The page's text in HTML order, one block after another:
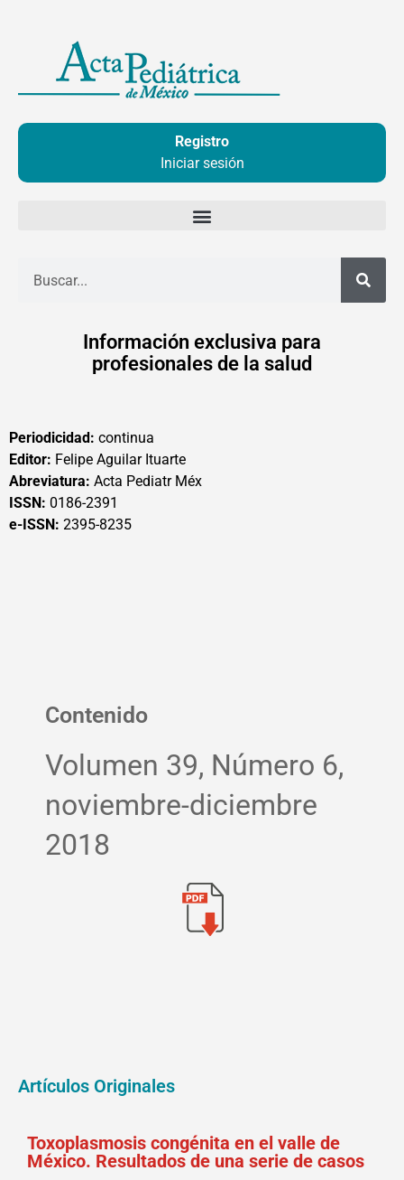
contenido
Registro
Iniciar sesión
Información exclusiva para
profesionales de la salud
Periodicidad: continua
Editor: Felipe Aguilar Ituarte
Abreviatura: Acta Pediatr Méx
ISSN: 0186-2391
e-ISSN: 2395-8235
Contenido
Volumen 39, Número 6,
noviembre-diciembre
2018
Artículos Originales
Toxoplasmosis congénita en el valle de
México. Resultados de una serie de casos